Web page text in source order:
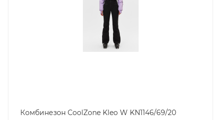
Комбинезон CoolZone Kleo W KN1146/69/20